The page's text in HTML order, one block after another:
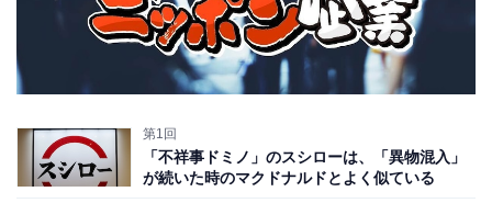
第1回
「不祥事ドミノ」のスシローは、「異物混入」
が続いた時のマクドナルドとよく似ている